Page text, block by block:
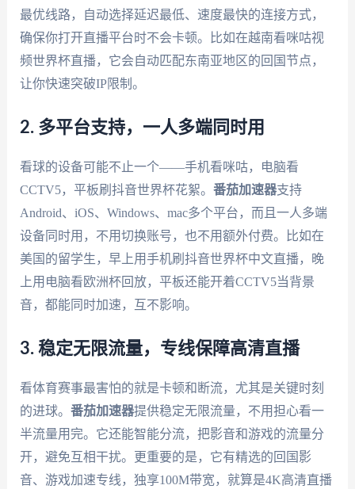
最优线路，自动选择延迟最低、速度最快的连接方式，
确保你打开直播平台时不会卡顿。比如在越南看咪咕视
频世界杯直播，它会自动匹配东南亚地区的回国节点，
让你快速突破IP限制。
2. 多平台支持，一人多端同时用
看球的设备可能不止一个——手机看咪咕，电脑看
CCTV5，平板刷抖音世界杯花絮。 番茄加速器支持
Android、iOS、Windows、mac多个平台，而且一人多端
设备同时用，不用切换账号，也不用额外付费。比如在
美国的留学生，早上用手机刷抖音世界杯中文直播，晚
上用电脑看欧洲杯回放，平板还能开着CCTV5当背景
音，都能同时加速，互不影响。
3. 稳定无限流量，专线保障高清直播
看体育赛事最害怕的就是卡顿和断流，尤其是关键时刻
的进球。 番茄加速器提供稳定无限流量，不用担心看一
半流量用完。它还能智能分流，把影音和游戏的流量分
开，避免互相干扰。更重要的是，它有精选的回国影
音、游戏加速专线，独享100M带宽，就算是4K高清直播